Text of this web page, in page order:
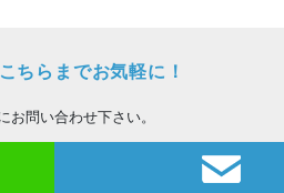
ちらまでお気軽に！
お問い合わせ下さい。